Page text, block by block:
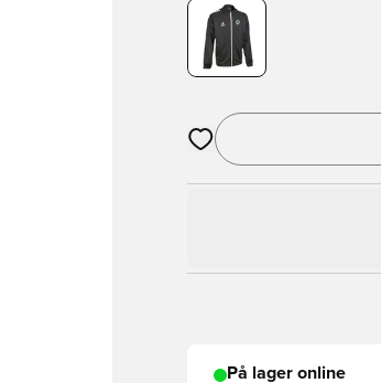
Åbner en Modal til at
På lager online